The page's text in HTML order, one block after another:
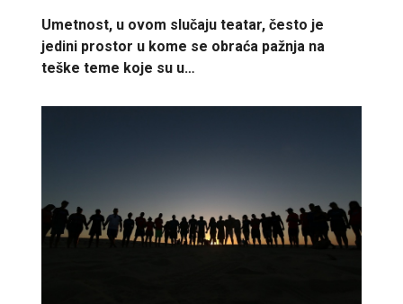
Umetnost, u ovom slučaju teatar, često je
jedini prostor u kome se obraća pažnja na
teške teme koje su u…